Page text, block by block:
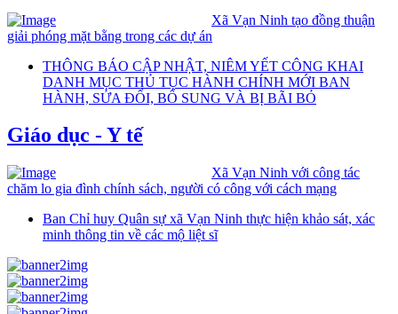
Xã Vạn Ninh tạo đồng thuận
giải phóng mặt bằng trong các dự án
THÔNG BÁO CẬP NHẬT, NIÊM YẾT CÔNG KHAI
DANH MỤC THỦ TỤC HÀNH CHÍNH MỚI BAN
HÀNH, SỬA ĐỔI, BỔ SUNG VÀ BỊ BÃI BỎ
Giáo dục - Y tế
Xã Vạn Ninh với công tác
chăm lo gia đình chính sách, người có công với cách mạng
Ban Chỉ huy Quân sự xã Vạn Ninh thực hiện khảo sát, xác
minh thông tin về các mộ liệt sĩ